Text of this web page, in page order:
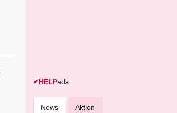
✔HELPads
News Aktion